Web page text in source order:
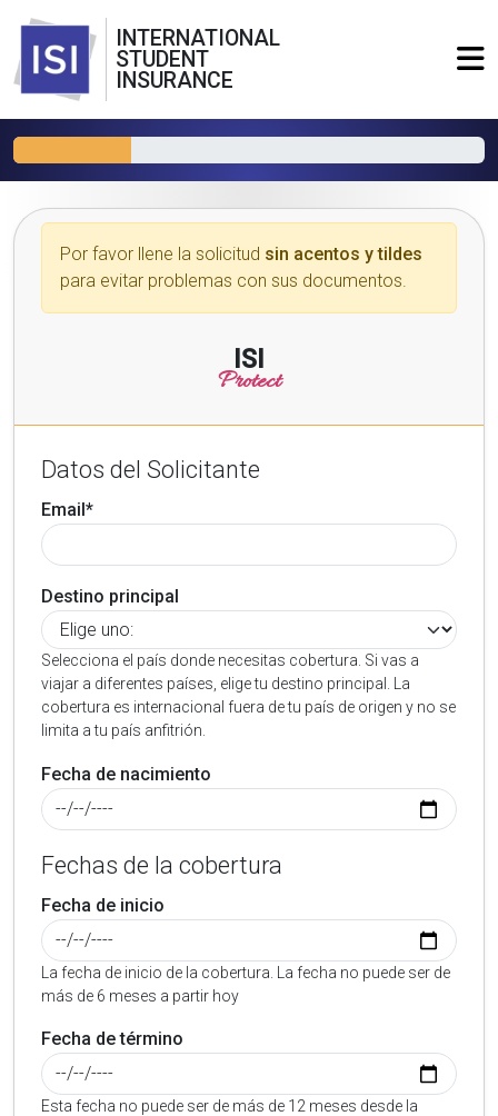
INTERNATIONAL
STUDENT
INSURANCE
Por favor llene la solicitud sin acentos y tildes
para evitar problemas con sus documentos.
ISI
Protect
Datos del Solicitante
Email*
Destino principal
Selecciona el país donde necesitas cobertura. Si vas a
viajar a diferentes países, elige tu destino principal. La
cobertura es internacional fuera de tu país de origen y no se
limita a tu país anfitrión.
Fecha de nacimiento
Fechas de la cobertura
Fecha de inicio
La fecha de inicio de la cobertura. La fecha no puede ser de
más de 6 meses a partir hoy
Fecha de término
Esta fecha no puede ser de más de 12 meses desde la